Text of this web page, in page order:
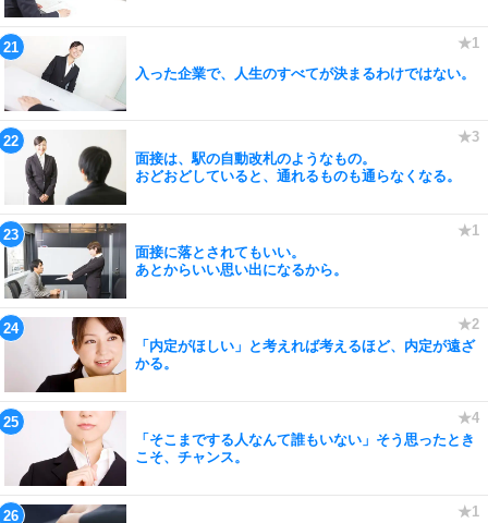
入った企業で、人生のすべてが決まるわけではない。
面接は、駅の自動改札のようなもの。
おどおどしていると、通れるものも通らなくなる。
面接に落とされてもいい。
あとからいい思い出になるから。
「内定がほしい」と考えれば考えるほど、内定が遠ざ
かる。
「そこまでする人なんて誰もいない」そう思ったとき
こそ、チャンス。